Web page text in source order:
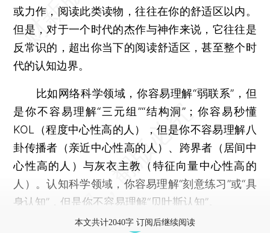
或力作，阅读此类读物，往往在你的舒适区以内。
但是，对于一个时代的杰作与神作来说，它往往是
反常识的，超出你当下的阅读舒适区，甚至整个时
代的认知边界。
比如网络科学领域，你容易理解“弱联系”，但
是你不容易理解“三元组”“结构洞”；你容易秒懂
KOL（程度中心性高的人），但是你不容易理解八
卦传播者（亲近中心性高的人）、跨界者（居间中
心性高的人）与灰衣主教（特征向量中心性高的
人）。认知科学领域，你容易理解“刻意练习”或“具
身认知”，但是你不容易理解“贝叶斯认知”。
本文共计2040字 订阅后继续阅读